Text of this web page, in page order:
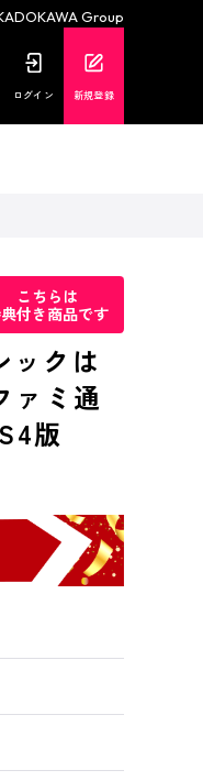
Group
ログイン 新規登録
こちらは
付き商品です
クは
ァミ通
版